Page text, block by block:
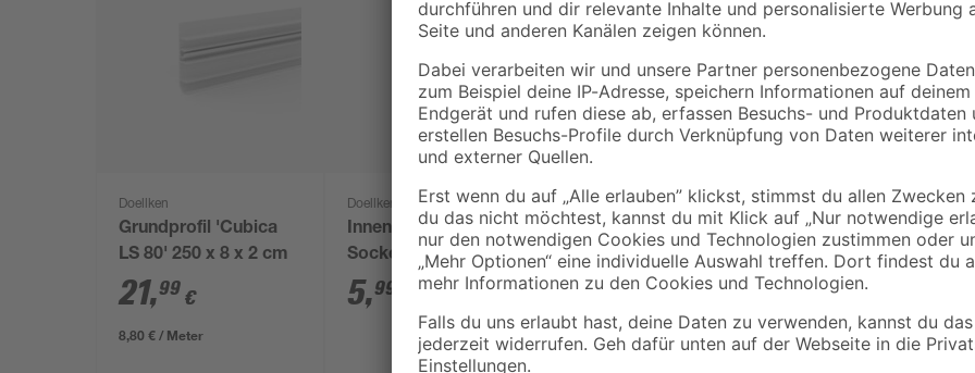
Doellken
Grundprofil 'Cubica
LS 80' 250 x 8 x 2 cm
21,99 €
8,80 € / Meter
Doellken
Innenecke für LED
Sockelleiste 'Cubica
LS 80' anthrazit
5,99
Doellken
Endkappen für LED
Sockelleiste 'Cubica
LS 80' weiß, 2 Stück
5, 99
B1
Plissee 'Klemmfix'
weiß 50 x 130 cm
14,99